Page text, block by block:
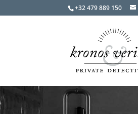
+32 479 889 150